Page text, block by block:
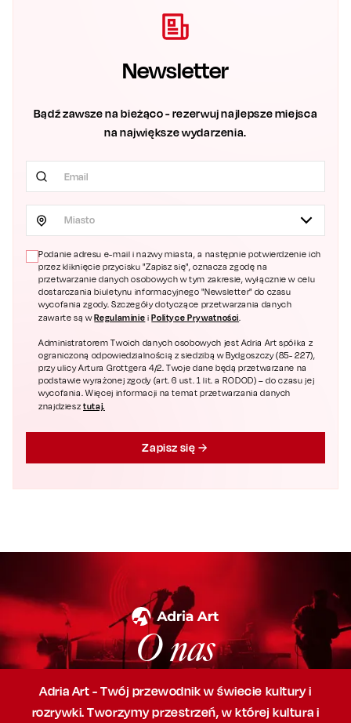
Newsletter
Bądź zawsze na bieżąco - rezerwuj najlepsze miejsca
na największe wydarzenia.
Miasto
Podanie adresu e-mail i nazwy miasta, a następnie potwierdzenie ich
przez kliknięcie przycisku "Zapisz się", oznacza zgodę na
przetwarzanie danych osobowych w tym zakresie, wyłącznie w celu
dostarczania biuletynu informacyjnego "Newsletter" do czasu
wycofania zgody. Szczegóły dotyczące przetwarzania danych
zawarte są wRegulaminie i Polityce Prywatności.
Administratorem Twoich danych osobowych jest Adria Art spółka z
ograniczoną odpowiedzialnością z siedzibą w Bydgoszczy (85- 227),
przy ulicy Artura Grottgera 4/2. Twoje dane będą przetwarzane na
podstawie wyrażonej zgody (art. 6 ust. 1 lit. a RODOD) – do czasu jej
wycofania. Więcej informacji na temat przetwarzania danych
znajdziesztutaj.
Zapisz się
O nas
Adria Art - Twój przewodnik w świecie kultury i
rozrywki. Tworzymy przestrzeń,w której kultura i